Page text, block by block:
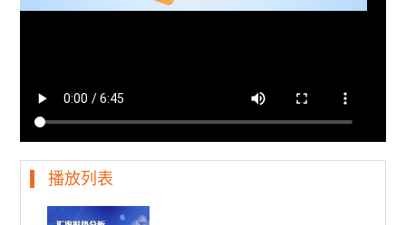
播放列表